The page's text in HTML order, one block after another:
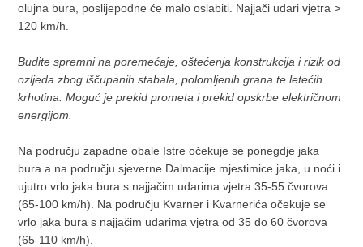
olujna bura, poslijepodne će malo oslabiti. Najjači udari vjetra >
120 km/h.
Budite spremni na poremećaje, oštećenja konstrukcija i rizik od
ozljeda zbog iščupanih stabala, polomljenih grana te letećih
krhotina. Moguć je prekid prometa i prekid opskrbe električnom
energijom.
Na području zapadne obale Istre očekuje se ponegdje jaka
bura a na području sjeverne Dalmacije mjestimice jaka, u noći i
ujutro vrlo jaka bura s najjačim udarima vjetra 35-55 čvorova
(65-100 km/h). Na području Kvarner i Kvarnerića očekuje se
vrlo jaka bura s najjačim udarima vjetra od 35 do 60 čvorova
(65-110 km/h).